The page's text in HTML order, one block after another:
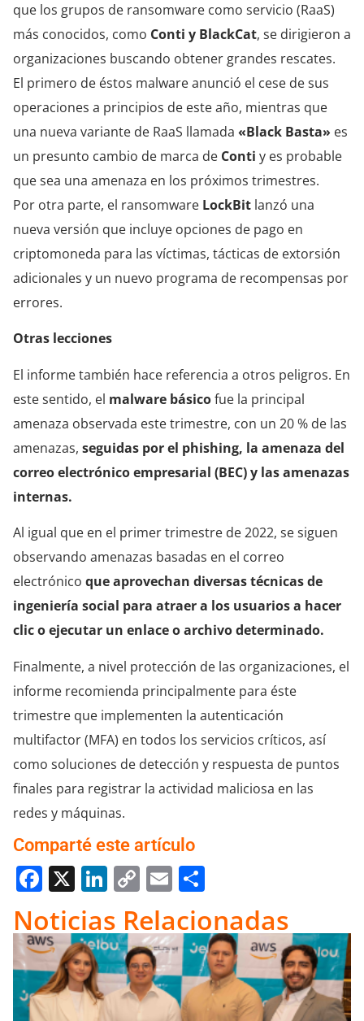
que los grupos de ransomware como servicio (RaaS)
más conocidos, como Conti y BlackCat, se dirigieron a
organizaciones buscando obtener grandes rescates.
El primero de éstos malware anunció el cese de sus
operaciones a principios de este año, mientras que
una nueva variante de RaaS llamada «Black Basta» es
un presunto cambio de marca de Conti y es probable
que sea una amenaza en los próximos trimestres.
Por otra parte, el ransomware LockBit lanzó una
nueva versión que incluye opciones de pago en
criptomoneda para las víctimas, tácticas de extorsión
adicionales y un nuevo programa de recompensas por
errores.
Otras lecciones
El informe también hace referencia a otros peligros. En
este sentido, el malware básicofue la principal
amenaza observada este trimestre, con un 20 % de las
amenazas, seguidas por el phishing, la amenaza del
correo electrónico empresarial (BEC) y las amenazas
internas.
Al igual que en el primer trimestre de 2022, se siguen
observando amenazas basadas en el correo
electrónico que aprovechan diversas técnicas de
ingeniería social para atraer a los usuarios a hacer
clic o ejecutar un enlace o archivo determinado.
Finalmente, a nivel protección de las organizaciones, el
informe recomienda principalmente para éste
trimestre que implementen la autenticación
multifactor (MFA) en todos los servicios críticos, así
como soluciones de detección y respuesta de puntos
finales para registrar la actividad maliciosa en las
redes y máquinas.
Comparté este artículo
Facebook
X LinkedIn
Copy
Link
Email
Noticias Relacionadas